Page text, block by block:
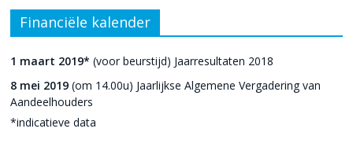
Financiële kalender
1 maart 2019* (voor beurstijd) Jaarresultaten 2018
8 mei 2019 (om 14.00u) Jaarlijkse Algemene Vergadering van
Aandeelhouders
*indicatieve data